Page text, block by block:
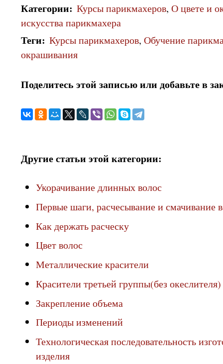
Категории: Курсы парикмахеров, О цвете и
искусства парикмахера
Теги: Курсы парикмахеров, Обучение
окрашивания
Поделитесь этой записью или добавьте в
Другие статьи этой категории:
Укорачивание длинных волос
Первые шаги, расчесывание и смачивание
Как держать расческу
Цвет волос
Металлические красители
Красители третьей группы(без океслителя)
Закрепление объема
Периоды изменений
Технологическая последовательность
изделия